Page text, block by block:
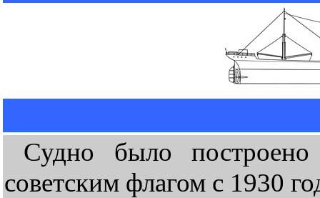
Судно было
советским флагом с 1930